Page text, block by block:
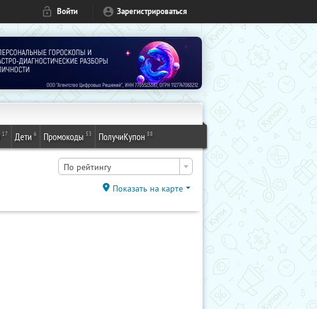
Войти Зарегистрироваться
17 Дети 6 Промокоды 53 ПолучиКупон 88
По рейтингу
Показать на карте